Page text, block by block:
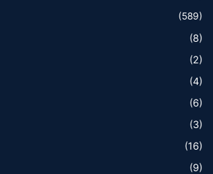
(589)
(8)
(2)
(4)
(6)
(3)
(16)
(9)